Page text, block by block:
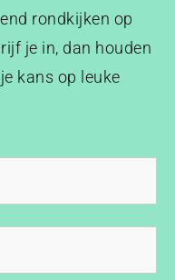
rondkijken op
je in, dan houden
kans op leuke